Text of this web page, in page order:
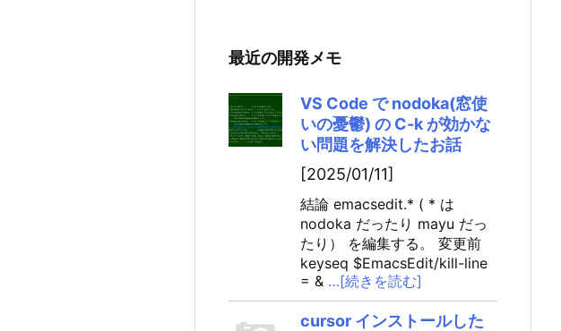
最近の開発メモ
VS Code で nodoka(窓使
いの憂鬱) の C-k が効かな
い問題を解決したお話
[2025/01/11]
結論 emacsedit.* ( * は
nodoka だったり mayu だっ
たり） を編集する。 変更前
keyseq $EmacsEdit/kill-line
= & …[続きを読む]
cursor インストールした